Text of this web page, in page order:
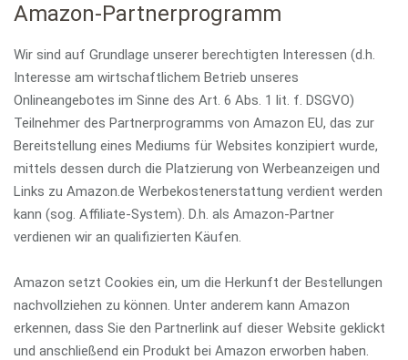
Amazon-Partnerprogramm
Wir sind auf Grundlage unserer berechtigten Interessen (d.h.
Interesse am wirtschaftlichem Betrieb unseres
Onlineangebotes im Sinne des Art. 6 Abs. 1 lit. f. DSGVO)
Teilnehmer des Partnerprogramms von Amazon EU, das zur
Bereitstellung eines Mediums für Websites konzipiert wurde,
mittels dessen durch die Platzierung von Werbeanzeigen und
Links zu Amazon.de Werbekostenerstattung verdient werden
kann (sog. Affiliate-System). D.h. als Amazon-Partner
verdienen wir an qualifizierten Käufen.
Amazon setzt Cookies ein, um die Herkunft der Bestellungen
nachvollziehen zu können. Unter anderem kann Amazon
erkennen, dass Sie den Partnerlink auf dieser Website geklickt
und anschließend ein Produkt bei Amazon erworben haben.